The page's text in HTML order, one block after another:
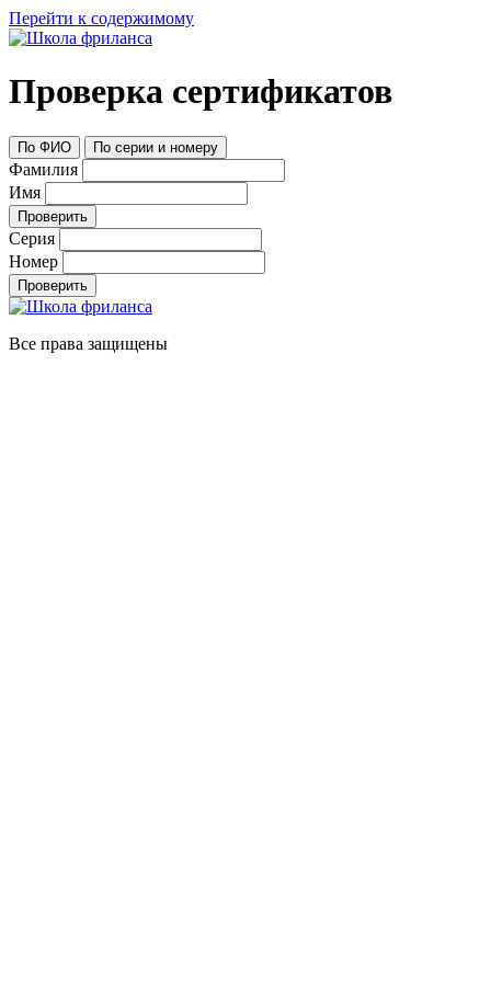
Перейти к содержимому
Проверка сертификатов
По ФИО По серии и номеру
Фамилия
Имя
Проверить
Серия
Номер
Проверить
Все права защищены